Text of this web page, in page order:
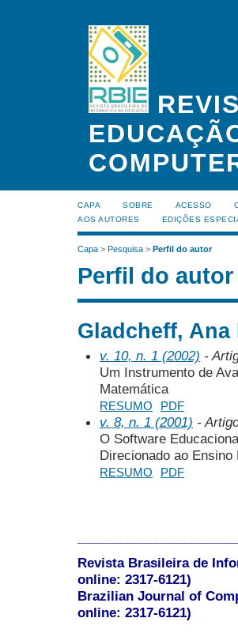
CAPA SOBRE ACESSO
AOS AUTORES
EDIÇÕES
Capa > Pesquisa > Perfil do autor
Perfil do autor
Gladcheff,
v. 10, n. 1 (2002) -
Um Instrumento de
Matemática
RESUMO PDF
v. 8, n. 1 (2001) -
O Software
Direcionado ao Ensino
RESUMO PDF
Revista Brasileira de
online: 2317-6121)
Brazilian Journal of
online: 2317-6121)